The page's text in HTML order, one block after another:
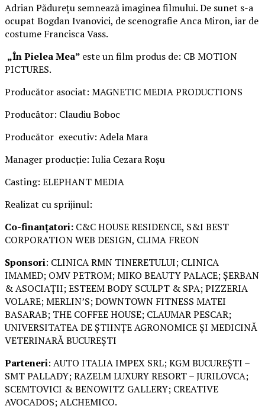
Adrian Pădurețu semnează imaginea filmului. De sunet s-a
ocupat Bogdan Ivanovici, de scenografie Anca Miron, iar de
costume Francisca Vass.
„În Pielea Mea” este un film produs de: CB MOTION
PICTURES.
Producător asociat: MAGNETIC MEDIA PRODUCTIONS
Producător: Claudiu Boboc
Producător executiv: Adela Mara
Manager producție: Iulia Cezara Roșu
Casting: ELEPHANT MEDIA
Realizat cu sprijinul:
Co-finanțatori: C&C HOUSE RESIDENCE, S&I BEST
CORPORATION WEB DESIGN, CLIMA FREON
Sponsori: CLINICA RMN TINERETULUI; CLINICA
IMAMED; OMV PETROM; MIKO BEAUTY PALACE; ȘERBAN
& ASOCIAȚII; ESTEEM BODY SCULPT & SPA; PIZZERIA
VOLARE; MERLIN’S; DOWNTOWN FITNESS MATEI
BASARAB; THE COFFEE HOUSE; CLAUMAR PESCAR;
UNIVERSITATEA DE ȘTIINȚE AGRONOMICE ȘI MEDICINĂ
VETERINARĂ BUCUREȘTI
Parteneri: AUTO ITALIA IMPEX SRL; KGM BUCUREȘTI –
SMT PALLADY; RAZELM LUXURY RESORT – JURILOVCA;
SCEMTOVICI & BENOWITZ GALLERY; CREATIVE
AVOCADOS; ALCHEMICO.